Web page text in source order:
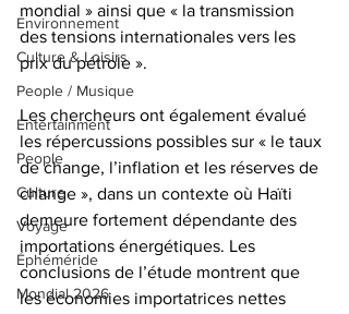
Environnement
Culture & Loisirs
People / Musique
Entertainment
People
Culture
Voyage
Éphéméride
Mondial 2026
mondial » ainsi que « la transmission
des tensions internationales vers les
prix du pétrole ».
Les chercheurs ont également évalué
les répercussions possibles sur « le taux
de change, l’inflation et les réserves de
change », dans un contexte où Haïti
demeure fortement dépendante des
importations énergétiques. Les
conclusions de l’étude montrent que
les économies importatrices nettes